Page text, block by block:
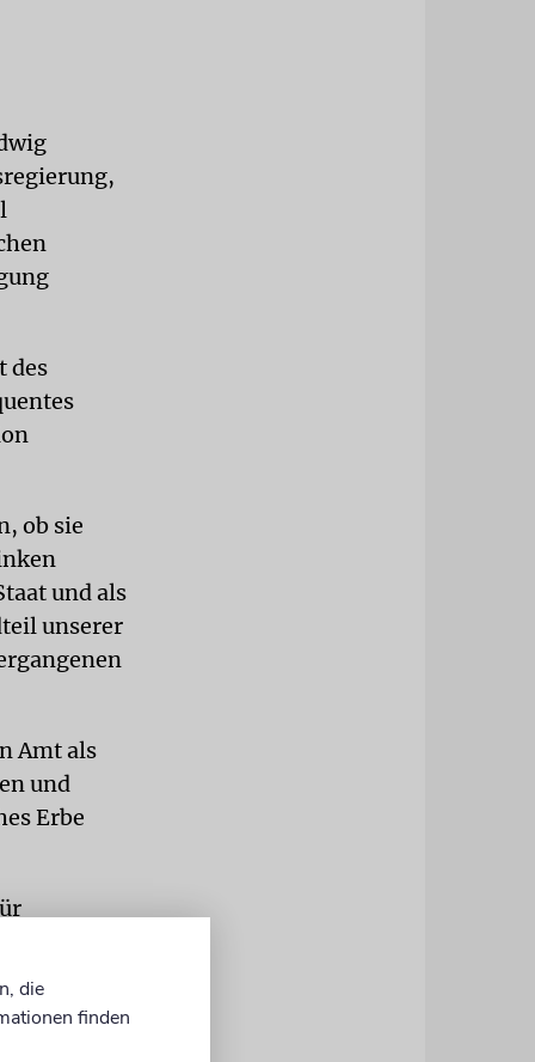
des
ob sie
und als
unserer
Amt als
und
Erbe
war
auf ein
die
finden